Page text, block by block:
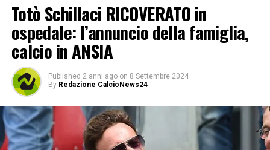
Totò Schillaci RICOVERATO in
ospedale: l’annuncio della famiglia,
calcio in ANSIA
Published 2 anni ago on 8 Settembre 2024
By Redazione CalcioNews24